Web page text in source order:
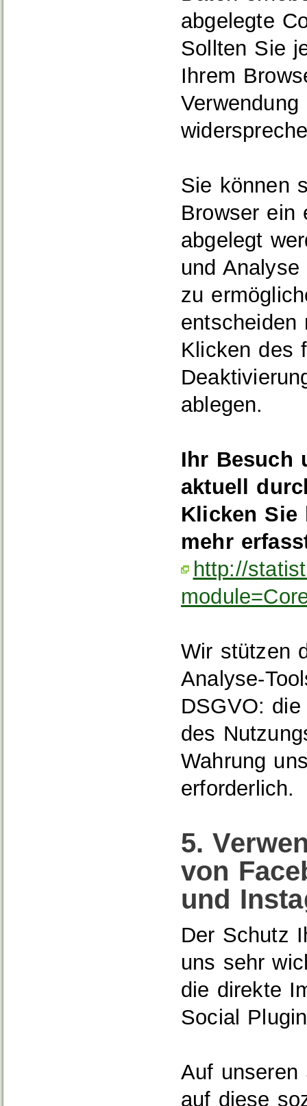
abgelegte
Sollten Sie
Ihrem
Sie können
Browser ein
abgelegt
und
zu
entscheiden
Klicken des
ablegen.
Ihr Besuch
aktuell
Klicken Sie
mehr
http://
Wir stützen
Analyse-
DSGVO:
des
Wahrung
erforderlich.
5.
von
und
Der Schutz
uns sehr
die direkte
Social
Auf unseren
auf diese